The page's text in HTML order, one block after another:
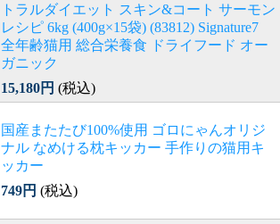
トラルダイエット スキン&コート サーモン
レシピ 6kg (400g×15袋) (83812) Signature7
全年齢猫用 総合栄養食 ドライフード オー
ガニック
15,180円 (税込)
国産またたび100%使用 ゴロにゃんオリジ
ナル なめける枕キッカー 手作りの猫用キ
ッカー
749円 (税込)